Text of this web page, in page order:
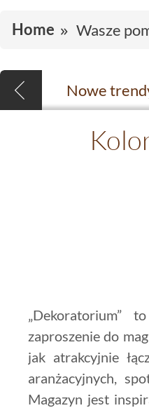
Home Wasze
Nowe
„Dekoratorium”
zaproszenie do
jak atrakcyjnie
aranżacyjnych,
Magazyn jest